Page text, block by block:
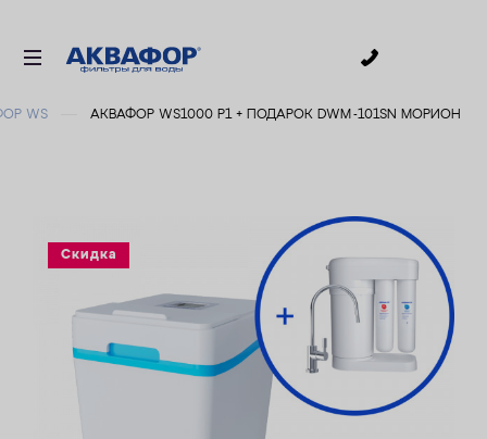
В КОТТЕДЖ
АКЦИИ
WS АКВАФОР WS1000 P1 + ПОДАРОК DWM -101SN МОРИОН
Скидка